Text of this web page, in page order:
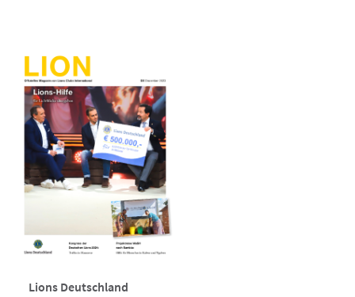
Lions Deutschland